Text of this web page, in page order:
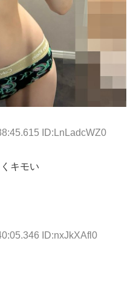
ID:LnLadcWZ0
キモい
ID:nxJkXAfl0